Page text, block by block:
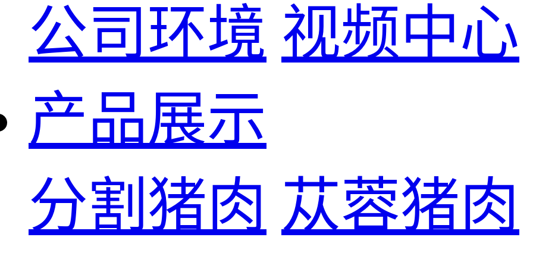
公司环境 视频中心
产品展示
分割猪肉 苁蓉猪肉